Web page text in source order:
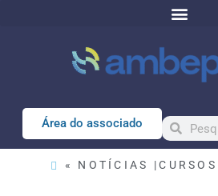
Área do associado
« NOTÍCIAS |